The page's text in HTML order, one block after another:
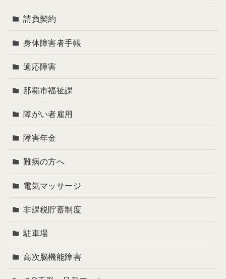
請負契約
身体障害者手帳
適応障害
那覇市福祉課
障がい者雇用
障害年金
難病の方へ
電気マッサージ
非課税貯蓄制度
駐車場
高次脳機能障害